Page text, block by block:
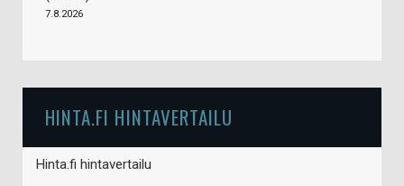
7.8.2026
HINTA.FI HINTAVERTAILU
Hinta.fi hintavertailu